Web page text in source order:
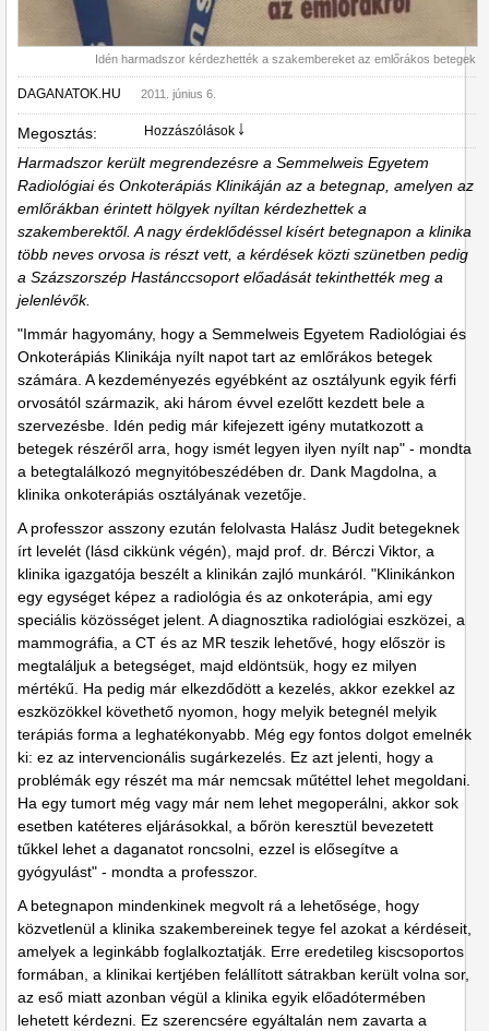
Idén harmadszor kérdezhették a szakembereket az emlőrákos betegek
DAGANATOK.HU 2011. június 6.
Megosztás: Hozzászólások ￬
Harmadszor került megrendezésre a Semmelweis Egyetem
Radiológiai és Onkoterápiás Klinikáján az a betegnap, amelyen az
emlőrákban érintett hölgyek nyíltan kérdezhettek a
szakemberektől. A nagy érdeklődéssel kísért betegnapon a klinika
több neves orvosa is részt vett, a kérdések közti szünetben pedig
a Százszorszép Hastánccsoport előadását tekinthették meg a
jelenlévők.
"Immár hagyomány, hogy a Semmelweis Egyetem Radiológiai és
Onkoterápiás Klinikája nyílt napot tart az emlőrákos betegek
számára. A kezdeményezés egyébként az osztályunk egyik férfi
orvosától származik, aki három évvel ezelőtt kezdett bele a
szervezésbe. Idén pedig már kifejezett igény mutatkozott a
betegek részéről arra, hogy ismét legyen ilyen nyílt nap" - mondta
a betegtalálkozó megnyitóbeszédében dr. Dank Magdolna, a
klinika onkoterápiás osztályának vezetője.
A professzor asszony ezután felolvasta Halász Judit betegeknek
írt levelét (lásd cikkünk végén), majd prof. dr. Bérczi Viktor, a
klinika igazgatója beszélt a klinikán zajló munkáról. "Klinikánkon
egy egységet képez a radiológia és az onkoterápia, ami egy
speciális közösséget jelent. A diagnosztika radiológiai eszközei, a
mammográfia, a CT és az MR teszik lehetővé, hogy először is
megtaláljuk a betegséget, majd eldöntsük, hogy ez milyen
mértékű. Ha pedig már elkezdődött a kezelés, akkor ezekkel az
eszközökkel követhető nyomon, hogy melyik betegnél melyik
terápiás forma a leghatékonyabb. Még egy fontos dolgot emelnék
ki: ez az intervencionális sugárkezelés. Ez azt jelenti, hogy a
problémák egy részét ma már nemcsak műtéttel lehet megoldani.
Ha egy tumort még vagy már nem lehet megoperálni, akkor sok
esetben katéteres eljárásokkal, a bőrön keresztül bevezetett
tűkkel lehet a daganatot roncsolni, ezzel is elősegítve a
gyógyulást" - mondta a professzor.
A betegnapon mindenkinek megvolt rá a lehetősége, hogy
közvetlenül a klinika szakembereinek tegye fel azokat a kérdéseit,
amelyek a leginkább foglalkoztatják. Erre eredetileg kiscsoportos
formában, a klinikai kertjében felállított sátrakban került volna sor,
az eső miatt azonban végül a klinika egyik előadótermében
lehetett kérdezni. Ez szerencsére egyáltalán nem zavarta a